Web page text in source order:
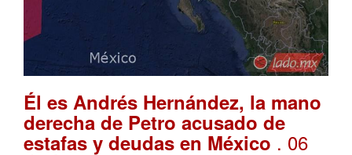
Él es Andrés Hernández, la mano
derecha de Petro acusado de
estafas y deudas en México . 06